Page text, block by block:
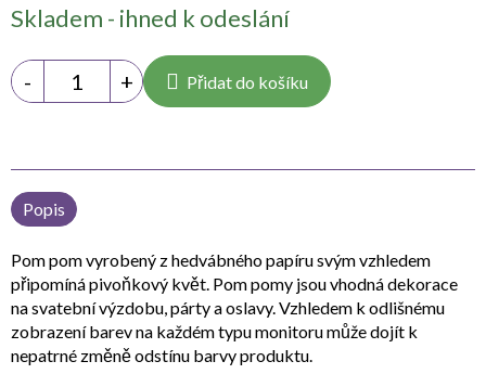
cena:
Skladem - ihned k odeslání
Přidat do košíku
Popis
Pom pom vyrobený z hedvábného papíru svým vzhledem
připomíná pivoňkový květ. Pom pomy jsou vhodná dekorace
na svatební výzdobu, párty a oslavy. Vzhledem k odlišnému
zobrazení barev na každém typu monitoru může dojít k
nepatrné změně odstínu barvy produktu.